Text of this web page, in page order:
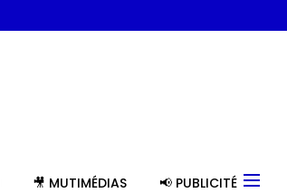
🎥 MUTIMÉDIAS 📢 PUBLICITÉ